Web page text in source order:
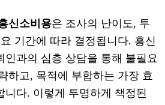
신소비용은 조사의 난이도, 투
기간에 따라 결정됩니다. 흥신
인과의 심층 상담을 통해 불필요
하고, 목적에 부합하는 가장 효
니다. 이렇게 투명하게 책정된